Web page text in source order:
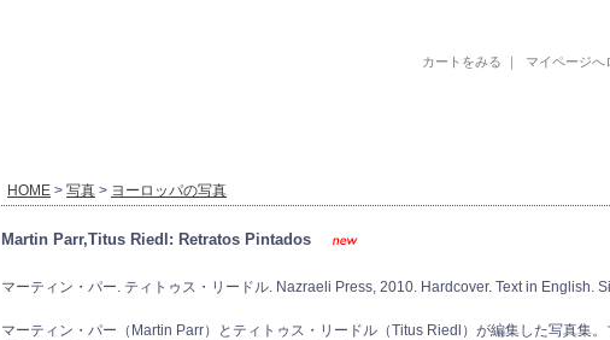
カートをみる ｜ マイページへ
HOME > 写真 > ヨーロッパの写真
Martin Parr,Titus Riedl: Retratos Pintados
マーティン・パー. ティトゥス・リードル. Nazraeli Press, 2010. Hardcover. Text in English.
マーティン・パー（Martin Parr）とティトゥス・リードル（Titus Riedl）が編集した写真集